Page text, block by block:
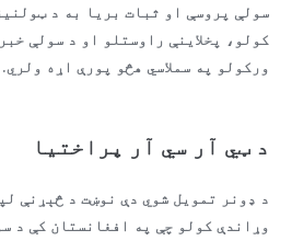
سولې پروسې او ثبات بریا به د
کولو، پخلاینې راوستلو او د سولې
ورکولو په سملاسي هڅو پورې اړه ولري.
د ټي آر سي آر پراختیا
د ډونر تمویل شوي دې نوښت د څېړنې
وړاندې کولو چې په افغانستان کې د